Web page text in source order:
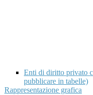
Enti di diritto privato
pubblicare in tabelle)
Rappresentazione grafica